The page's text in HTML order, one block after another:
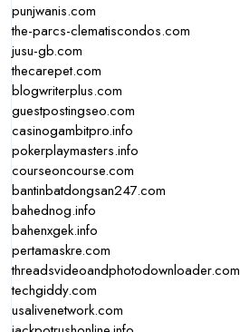
punjwanis.com
the-parcs-clematiscondos.com
jusu-gb.com
thecarepet.com
blogwriterplus.com
guestpostingseo.com
casinogambitpro.info
pokerplaymasters.info
courseoncourse.com
bantinbatdongsan247.com
bahednog.info
bahenxgek.info
pertamaskre.com
threadsvideoandphotodownloader.com
techgiddy.com
usalivenetwork.com